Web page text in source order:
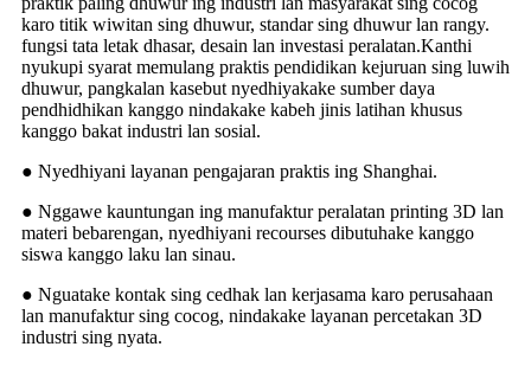
karo titik wiwitan sing dhuwur, standar sing dhuwur lan rangy.
fungsi tata letak dhasar, desain lan investasi peralatan.Kanthi
nyukupi syarat memulang praktis pendidikan kejuruan sing luwih
dhuwur, pangkalan kasebut nyedhiyakake sumber daya
pendhidhikan kanggo nindakake kabeh jinis latihan khusus
kanggo bakat industri lan sosial.
● Nyedhiyani layanan pengajaran praktis ing Shanghai.
● Nggawe kauntungan ing manufaktur peralatan printing 3D lan
materi bebarengan, nyedhiyani recourses dibutuhake kanggo
siswa kanggo laku lan sinau.
● Nguatake kontak sing cedhak lan kerjasama karo perusahaan
lan manufaktur sing cocog, nindakake layanan percetakan 3D
industri sing nyata.